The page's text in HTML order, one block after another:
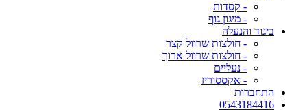
- קסדות
- מיגון גוף
ביגוד והנעלה
- חולצות שרוול קצר
- חולצות שרוול ארוך
- נעליים
- אקססוריז
התחברות
0543184416